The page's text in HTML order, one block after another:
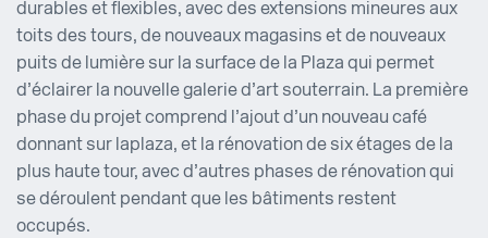
durables et flexibles, avec des extensions mineures aux
toits des tours, de nouveaux magasins et de nouveaux
puits de lumière sur la surface de la Plaza qui permet
d’éclairer la nouvelle galerie d’art souterrain. La première
phase du projet comprend l’ajout d’un nouveau café
donnant sur la plaza, et la rénovation de six étages de la
plus haute tour, avec d’autres phases de rénovation qui
se déroulent pendant que les bâtiments restent
occupés.